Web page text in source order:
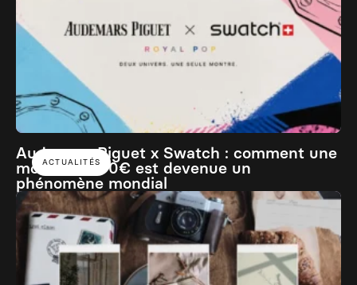
ACTUALITÉS
Audemars Piguet x Swatch : comment une
montre à 400€ est devenue un
phénomène mondial